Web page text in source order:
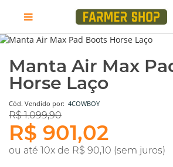
5 fotos
Manta Air Max
Horse Laço
Cód. Vendido por: 4COWBOY
R$ 1.099,90
R$ 901,02
ou até 10x de R$ 90,10 (sem juros)